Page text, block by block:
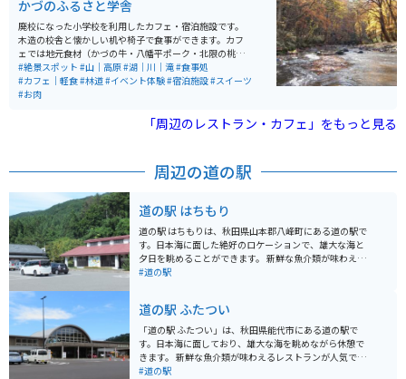
かづのふるさと学舎
廃校になった小学校を利用したカフェ・宿泊施設です。
木造の校舎と懐かしい机や椅子で食事ができます。カフ
ェでは地元食材（かづの牛・八幡平ポーク・北限の桃）
をメニューに取り入れています。施設は主だった道路沿
いにあり、アクセスしやすいです。施設のすぐ外から散
策道が整備されていて、林と滝を楽しめます。観光名所
#絶景スポット #山｜高原#湖｜川｜滝#食事処
#カフェ｜軽食#林道#イベント体験#宿泊施設#スイーツ
#お肉
「周辺のレストラン・カフェ」をもっと見る
周辺の道の駅
道の駅 はちもり
道の駅 はちもりは、秋田県山本郡八峰町にある道の駅で
す。日本海に面した絶好のロケーションで、雄大な海と
夕日を眺めることができます。 新鮮な魚介類が味わえる
レストランや、地元の特産品を販売するショップがあ
は、道の駅に隣接する駐車場を利用できます。日本海沿
いの道路は、景色が良くツーリングにも最適です。道の
駅 はちもりは、休憩場所としても最適です。 周辺には、
白神山地や八峰白神ジオパークなど、自然豊かな観光ス
ポットが点在しています。道の駅 はちもりを拠点に、観
#道の駅
道の駅 ふたつい
「道の駅 ふたつい」は、秋田県能代市にある道の駅で
す。日本海に面しており、雄大な海を眺めながら休憩で
きます。 新鮮な魚介類が味わえるレストランが人気で、
特に地元で獲れたハタハタを使った料理がおすすめで
#道の駅